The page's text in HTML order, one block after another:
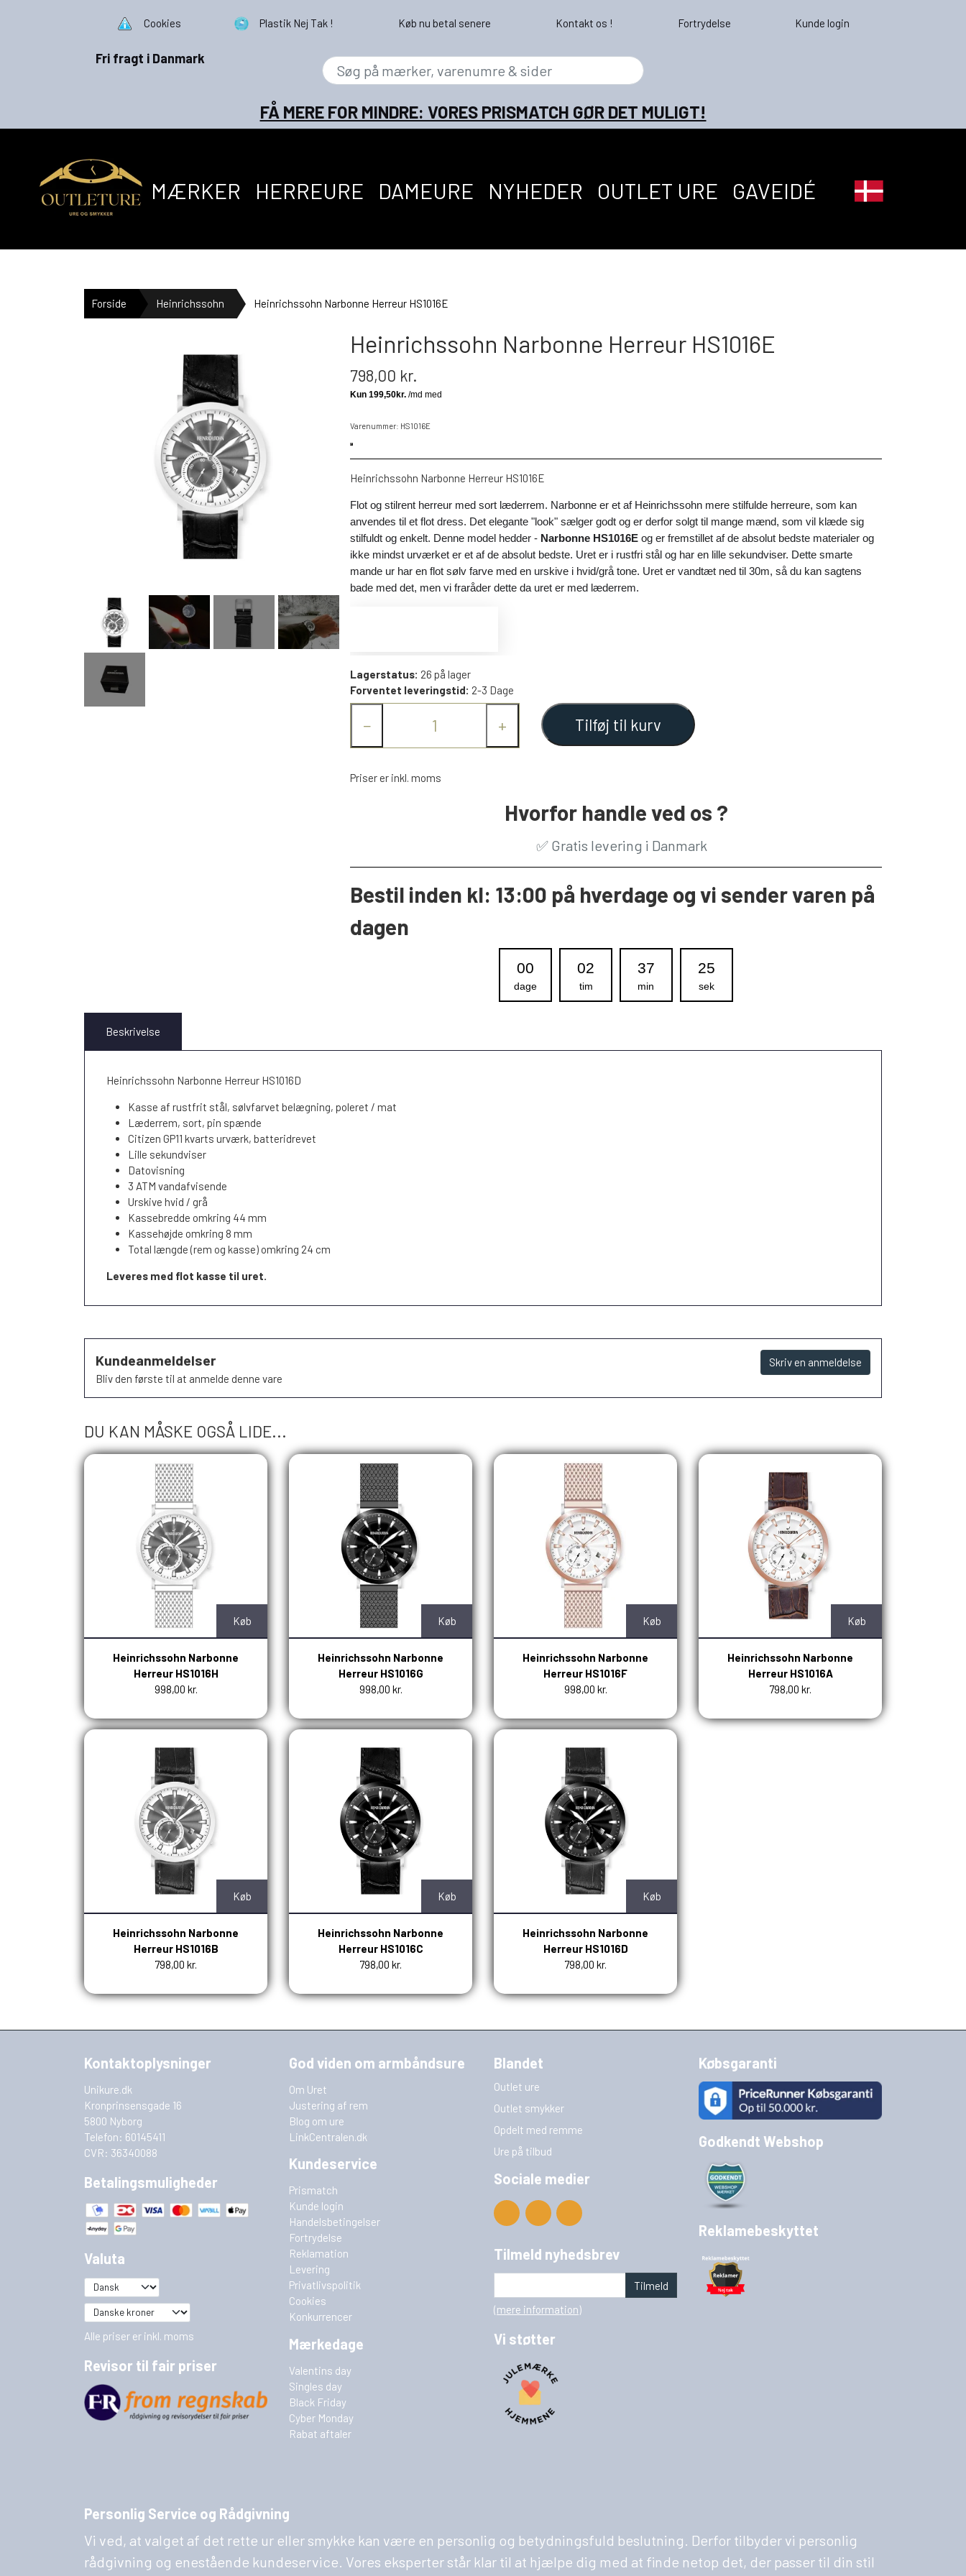
Cookies Plastik Nej Tak ! Køb nu betal senere Kontakt os ! Fortrydelse Kunde login
Fri fragt i Danmark
FÅ MERE FOR MINDRE: VORES PRISMATCH GØR DET MULIGT!
MÆRKER HERREURE DAMEURE NYHEDER OUTLET URE GAVEIDÉ
Forside Heinrichssohn Heinrichssohn Narbonne Herreur HS1016E
Heinrichssohn Narbonne Herreur HS1016E
798,00 kr.
Varenummer: HS1016E
Heinrichssohn Narbonne Herreur HS1016E
Flot og stilrent herreur med sort læderrem. Narbonne er et af Heinrichssohn mere stilfulde herreure, som kan
anvendes til et flot dress. Det elegante "look" sælger godt og er derfor solgt til mange mænd, som vil klæde sig
stilfuldt og enkelt. Denne model hedder - Narbonne HS1016E og er fremstillet af de absolut bedste materialer og
ikke mindst urværket er et af de absolut bedste. Uret er i rustfri stål og har en lille sekundviser. Dette smarte
mande ur har en flot sølv farve med en urskive i hvid/grå tone. Uret er vandtæt ned til 30m, så du kan sagtens
bade med det, men vi fraråder dette da uret er med læderrem.
Lagerstatus: 26 på lager
Forventet leveringstid: 2-3 Dage
− + Tilføj til kurv
Priser er inkl. moms
Hvorfor handle ved os ?
✅ Gratis levering i Danmark
Bestil inden kl: 13:00 på hverdage og vi sender varen på
dagen
00
dage
02
tim
37
min
24
sek
Beskrivelse
Heinrichssohn Narbonne Herreur HS1016D
Kasse af rustfrit stål, sølvfarvet belægning, poleret / mat
Læderrem, sort, pin spænde
Citizen GP11 kvarts urværk, batteridrevet
Lille sekundviser
Datovisning
3 ATM vandafvisende
Urskive hvid / grå
Kassebredde omkring 44 mm
Kassehøjde omkring 8 mm
Total længde (rem og kasse) omkring 24 cm
Leveres med flot kasse til uret.
Skriv en anmeldelse
Kundeanmeldelser
Bliv den første til at anmelde denne vare
DU KAN MÅSKE OGSÅ LIDE...
Køb
Heinrichssohn Narbonne
Herreur HS1016H
998,00 kr.
Køb
Heinrichssohn Narbonne
Herreur HS1016G
998,00 kr.
Køb
Heinrichssohn Narbonne
Herreur HS1016F
998,00 kr.
Køb
Heinrichssohn Narbonne
Herreur HS1016A
798,00 kr.
Køb
Heinrichssohn Narbonne
Herreur HS1016B
798,00 kr.
Køb
Heinrichssohn Narbonne
Herreur HS1016C
798,00 kr.
Køb
Heinrichssohn Narbonne
Herreur HS1016D
798,00 kr.
Kontaktoplysninger
Unikure.dk
Kronprinsensgade 16
5800 Nyborg
Telefon: 60145411
CVR: 36340088
Betalingsmuligheder
Valuta
Alle priser er inkl. moms
Revisor til fair priser
God viden om armbåndsure
Om Uret
Justering af rem
Blog om ure
LinkCentralen.dk
Kundeservice
Prismatch
Kunde login
Handelsbetingelser
Fortrydelse
Reklamation
Levering
Privatlivspolitik
Cookies
Konkurrencer
Mærkedage
Valentins day
Singles day
Black Friday
Cyber Monday
Rabat aftaler
Blandet
Outlet ure
Outlet smykker
Opdelt med remme
Ure på tilbud
Sociale medier
Tilmeld nyhedsbrev
Tilmeld
(mere information)
Vi støtter
Købsgaranti
Godkendt Webshop
Reklamebeskyttet
Personlig Service og Rådgivning
Vi ved, at valget af det rette ur eller smykke kan være en personlig og betydningsfuld beslutning. Derfor tilbyder vi personlig
rådgivning og enestående kundeservice. Vores eksperter står klar til at hjælpe dig med at finde netop det, der passer til din stil